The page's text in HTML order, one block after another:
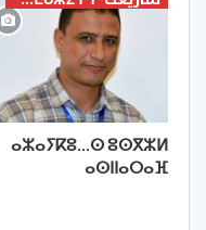
ⴰⵣⴰⵢⴽⵓ…ⵙ ⵓⵙⴳⵣⵍ
ⴰⵙⵏⵏⴰⵔⴰⴼ